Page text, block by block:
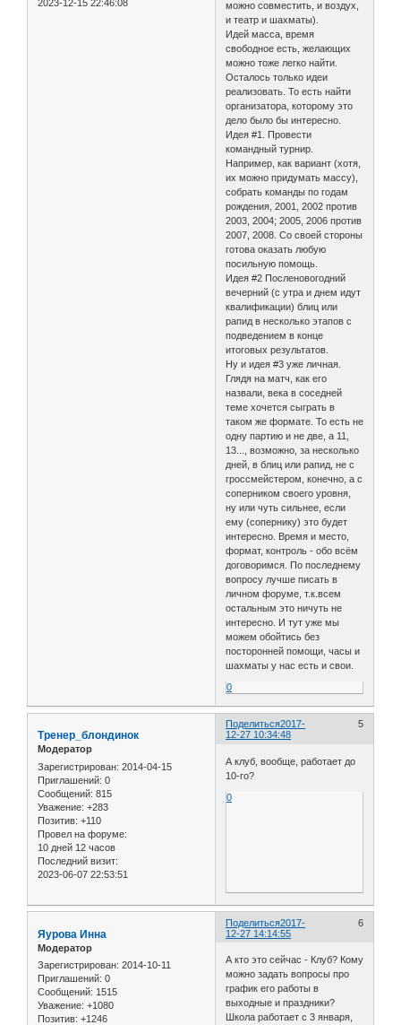
2023-12-15 22:46:08
можно совместить, и воздух,
и театр и шахматы).
Идей масса, время
свободное есть, желающих
можно тоже легко найти.
Осталось только идеи
реализовать. То есть найти
организатора, которому это
дело было бы интересно.
Идея #1. Провести
командный турнир.
Например, как вариант (хотя,
их можно придумать массу),
собрать команды по годам
рождения, 2001, 2002 против
2003, 2004; 2005, 2006 против
2007, 2008. Со своей стороны
готова оказать любую
посильную помощь.
Идея #2 Посленовогодний
вечерний (с утра и днем идут
квалификации) блиц или
рапид в несколько этапов с
подведением в конце
итоговых результатов.
Ну и идея #3 уже личная.
Глядя на матч, как его
назвали, века в соседней
теме хочется сыграть в
таком же формате. То есть не
одну партию и не две, а 11,
13..., возможно, за несколько
дней, в блиц или рапид, не с
гроссмейстером, конечно, а с
соперником своего уровня,
ну или чуть сильнее, если
ему (сопернику) это будет
интересно. Время и место,
формат, контроль - обо всём
договоримся. По последнему
вопросу лучше писать в
личном форуме, т.к.всем
остальным это ничуть не
интересно. И тут уже мы
можем обойтись без
посторонней помощи, часы и
шахматы у нас есть и свои.
0
Поделиться 5
2017-
12-27 10:34:48
Тренер_блондинок
Модератор
Зарегистрирован: 2014-04-15
Приглашений: 0
Сообщений: 815
Уважение: +283
Позитив: +110
Провел на форуме:
10 дней 12 часов
Последний визит:
2023-06-07 22:53:51
А клуб, вообще, работает до
10-го?
0
Поделиться 6
2017-
12-27 14:14:55
Яурова Инна
Модератор
Зарегистрирован: 2014-10-11
Приглашений: 0
Сообщений: 1515
Уважение: +1080
Позитив: +1246
А кто это сейчас - Клуб? Кому
можно задать вопросы про
график его работы в
выходные и праздники?
Школа работает с 3 января,